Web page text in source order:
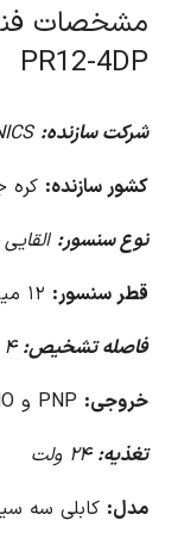
مشخصات
PR12-4DP
شرکت سازنده: AUTONICS
کشور سازنده: کره
نوع سنسور: القایی
قطر سنسور:
فاصله تشخیص:۴ میلیمتر
خروجی:
تغذیه:۲۴ ولت
مدل: کابلی سه